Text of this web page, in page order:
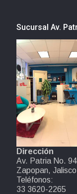
Sucursal Av.
Dirección
Av. Patria No.
Zapopan,
Teléfonos:
33 3620-2265